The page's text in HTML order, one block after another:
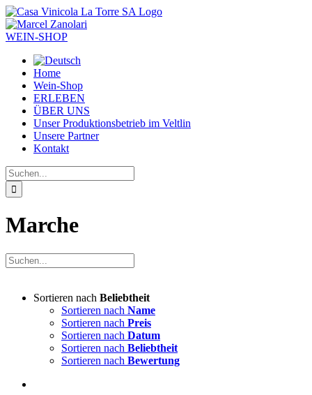
Zum
Inhalt
springen
WEIN-SHOP
Home
Wein-Shop
ERLEBEN
ÜBER UNS
Unser Produktionsbetrieb im Veltlin
Unsere Partner
Kontakt
Suche
nach:
Marche
Sortieren nach Beliebtheit
Sortieren nach Name
Sortieren nach Preis
Sortieren nach Datum
Sortieren nach Beliebtheit
Sortieren nach Bewertung